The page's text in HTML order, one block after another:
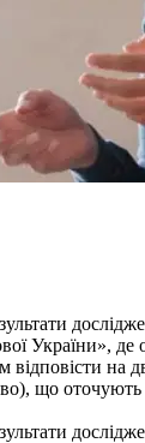
України», де
на
що оточують